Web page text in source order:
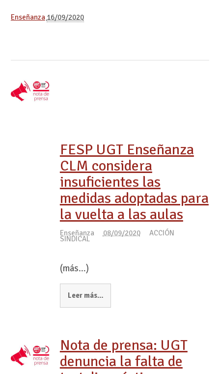
Enseñanza 16/09/2020
FESP UGT Enseñanza
CLM considera
insuficientes las
medidas adoptadas para
la vuelta a las aulas
Enseñanza 08/09/2020 ACCIÓN
SINDICAL
(más…)
Leer más…
Nota de prensa: UGT
denuncia la falta de